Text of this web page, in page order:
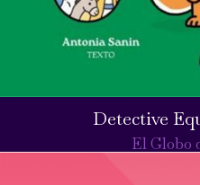
Detective
El Globo